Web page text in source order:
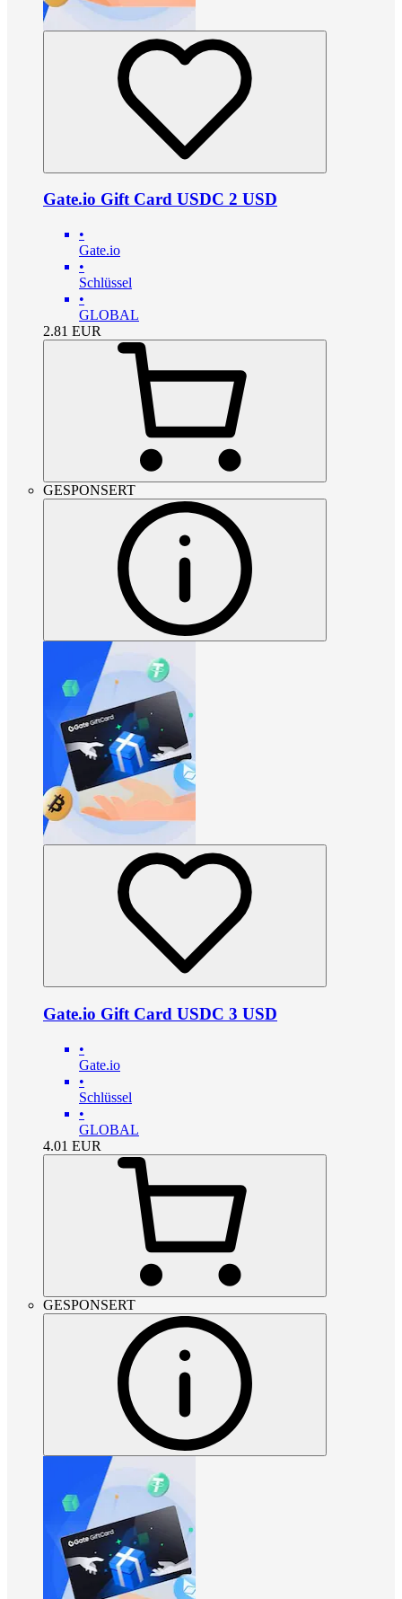
Gate.io Gift Card USDC 2 USD
•
Gate.io
•
Schlüssel
•
GLOBAL
2.81 EUR
GESPONSERT
Gate.io Gift Card USDC 3 USD
•
Gate.io
•
Schlüssel
•
GLOBAL
4.01 EUR
GESPONSERT